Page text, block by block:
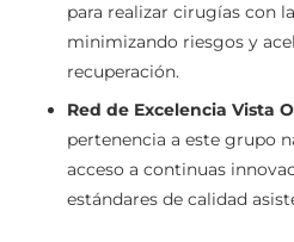
para realizar cirugías con
minimizando riesgos y
recuperación.
Red de Excelencia Vista
pertenencia a este grupo
acceso a continuas
estándares de calidad